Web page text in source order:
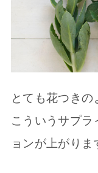
とても花つきの
こういうサプラ
ョンが上がりま